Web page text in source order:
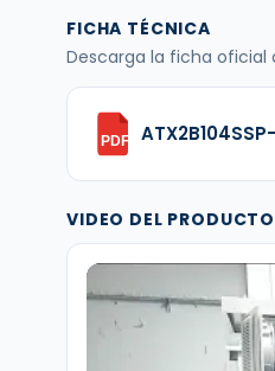
FICHA TÉCNICA
Descarga la ficha oficial
PDF
VIDEO DEL PRODUCTO